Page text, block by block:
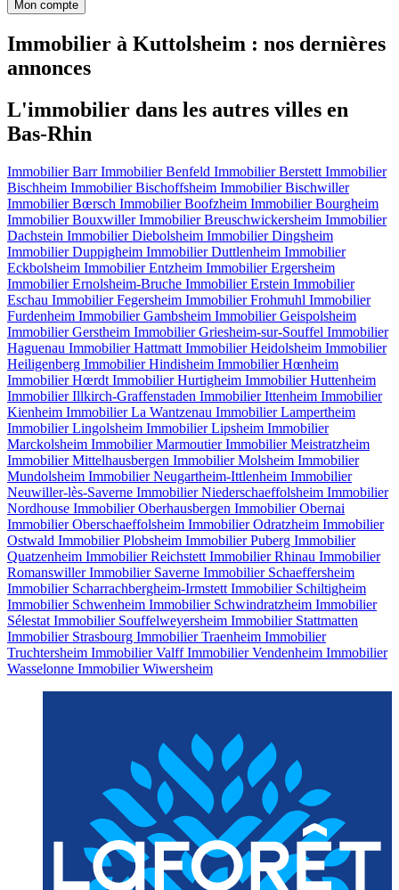
Mon compte
Immobilier à Kuttolsheim : nos dernières
annonces
L'immobilier dans les autres villes en
Bas-Rhin
Immobilier BarrImmobilier Benfeld Immobilier Berstett Immobilier
Bischheim Immobilier Bischoffsheim Immobilier Bischwiller
Immobilier Bœrsch Immobilier Boofzheim Immobilier Bourgheim
Immobilier BouxwillerImmobilier Breuschwickersheim Immobilier
Dachstein Immobilier Diebolsheim Immobilier Dingsheim
Immobilier Duppigheim Immobilier Duttlenheim Immobilier
Eckbolsheim Immobilier Entzheim Immobilier Ergersheim
Immobilier Ernolsheim-Bruche Immobilier Erstein Immobilier
Eschau Immobilier Fegersheim Immobilier Frohmuhl Immobilier
Furdenheim Immobilier Gambsheim Immobilier Geispolsheim
Immobilier Gerstheim Immobilier Griesheim-sur-Souffel Immobilier
Haguenau Immobilier Hattmatt Immobilier Heidolsheim Immobilier
Heiligenberg Immobilier Hindisheim Immobilier Hœnheim
Immobilier Hœrdt Immobilier Hurtigheim Immobilier Huttenheim
Immobilier Illkirch-Graffenstaden Immobilier Ittenheim Immobilier
Kienheim Immobilier La Wantzenau Immobilier Lampertheim
Immobilier Lingolsheim Immobilier Lipsheim Immobilier
Marckolsheim Immobilier MarmoutierImmobilier Meistratzheim
Immobilier Mittelhausbergen Immobilier Molsheim Immobilier
Mundolsheim Immobilier Neugartheim-Ittlenheim Immobilier
Neuwiller-lès-Saverne Immobilier Niederschaeffolsheim Immobilier
Nordhouse Immobilier Oberhausbergen Immobilier Obernai
Immobilier Oberschaeffolsheim Immobilier Odratzheim Immobilier
Ostwald Immobilier Plobsheim Immobilier Puberg Immobilier
Quatzenheim Immobilier Reichstett Immobilier Rhinau Immobilier
RomanswillerImmobilier Saverne Immobilier Schaeffersheim
Immobilier Scharrachbergheim-Irmstett Immobilier Schiltigheim
Immobilier Schwenheim Immobilier Schwindratzheim Immobilier
Sélestat Immobilier Souffelweyersheim Immobilier Stattmatten
Immobilier Strasbourg Immobilier Traenheim Immobilier
Truchtersheim Immobilier ValffImmobilier Vendenheim Immobilier
Wasselonne Immobilier Wiwersheim